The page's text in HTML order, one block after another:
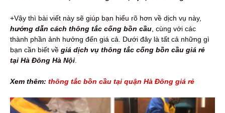
+Vậy thì bài viết này sẽ giúp bạn hiểu rõ hơn về dịch vụ này,
hướng dẫn cách thông tắc cống bồn cầu, cùng với các
thành phần ảnh hưởng đến giá cả. Dưới đây là tất cả những gì
bạn cần biết về giá dịch vụ thông tắc cống bồn cầu giá rẻ
tại Hà Đông Hà Nội.
Xem thêm: thông tắc bồn cầu tại quận Hà Đông giá rẻ